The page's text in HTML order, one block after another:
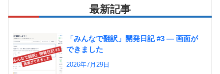
最新記事
「みんなで翻訳」開発日記 #3 ― 画面が
できました
2026年7月29日